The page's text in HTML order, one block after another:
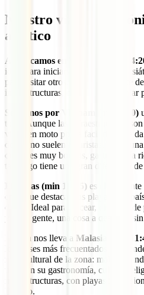
Nuestro viaje
asiático
Arrancamos en Tailandia (min
ideal para iniciarse en el Sudeste
para visitar otros. Un país bastante
infraestructuras, que hace que viajar
Seguimos por Vietnam (min 7:10)
todo. Aunque las infraestructuras
viajar en moto por la facilidad que da
donde no suelen ir turistas. Tiene
ciudades muy bonitas, gastronomía
tan largo tiene una gran diferencia
Filipinas (min 10:05) es el siguiente
en el que destacan las playas. Un
difícil. Ideal para bucear, disfrutar de
y de la gente, una cosa a destacar, sin
La ruta nos lleva a Malasia (min
los países más frecuentados
multicultural de la zona: malayos,
uno con su gastronomía, cultura,
infraestructuras, con playas
Borneo.